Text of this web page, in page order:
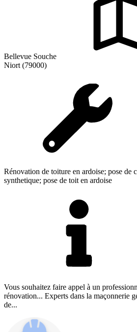
Bellevue Souche
Niort (79000)
Rénovation de toiture en ardoise; pose de
synthetique; pose de toit en ardoise
Vous souhaitez faire appel à un
rénovation... Experts dans la maçonnerie
de...